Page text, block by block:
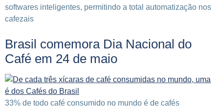
softwares inteligentes, permitindo a total automatização nos
cafezais
Brasil comemora Dia Nacional do
Café em 24 de maio
33% de todo café consumido no mundo é de cafés